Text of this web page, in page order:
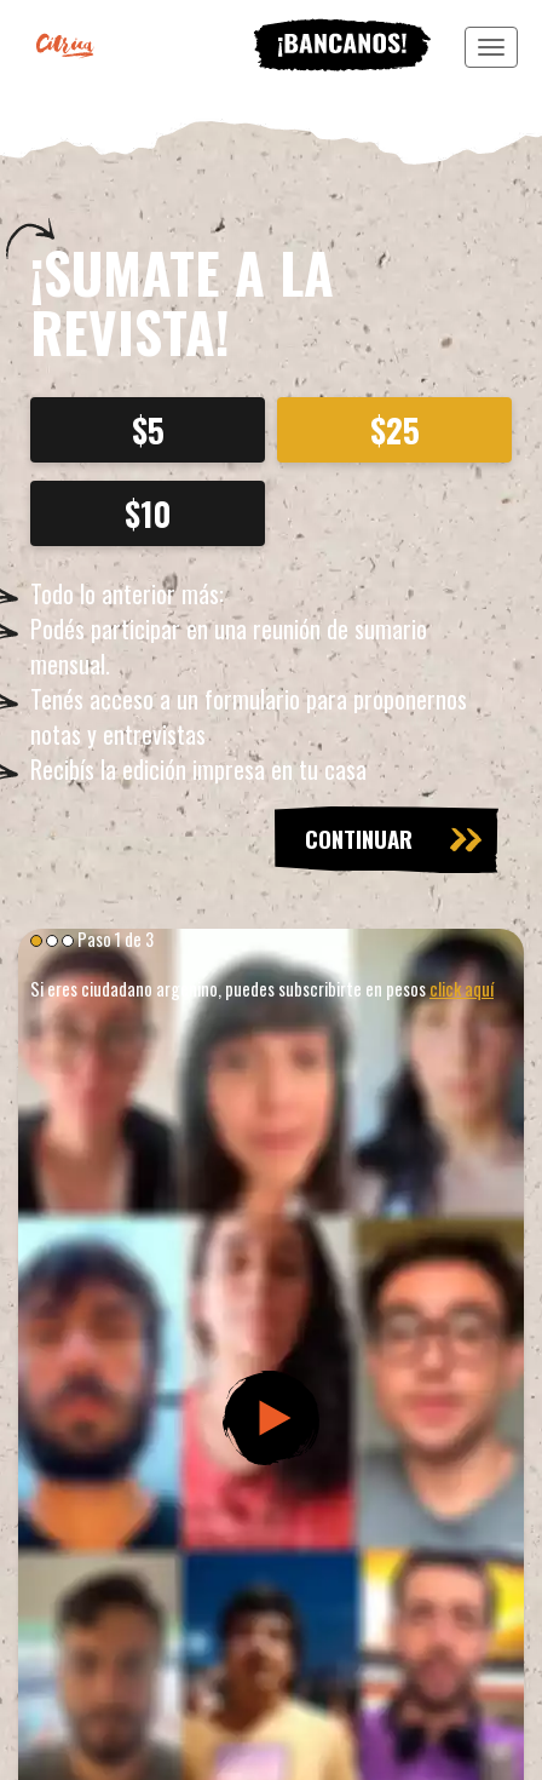
Menu
Paso1de 3
¡SUMATE A LA
REVISTA!
$5 $25
$10
Todo lo anterior más:
Podés participar en una reunión de sumario
mensual.
Tenés acceso a un formulario para proponernos
notas y entrevistas
Recibís la edición impresa en tu casa
Si eres ciudadano argenino, puedes subscribirte en pesosclick aquí
CONTINUAR